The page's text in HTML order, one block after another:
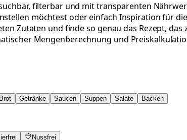
filterbar und mit transparenten
möchtest oder einfach Inspiration für
Zutaten und finde so genau das Rezept,
Mengenberechnung und
Brot Getränke Saucen Suppen Salate Backen
Nussfrei